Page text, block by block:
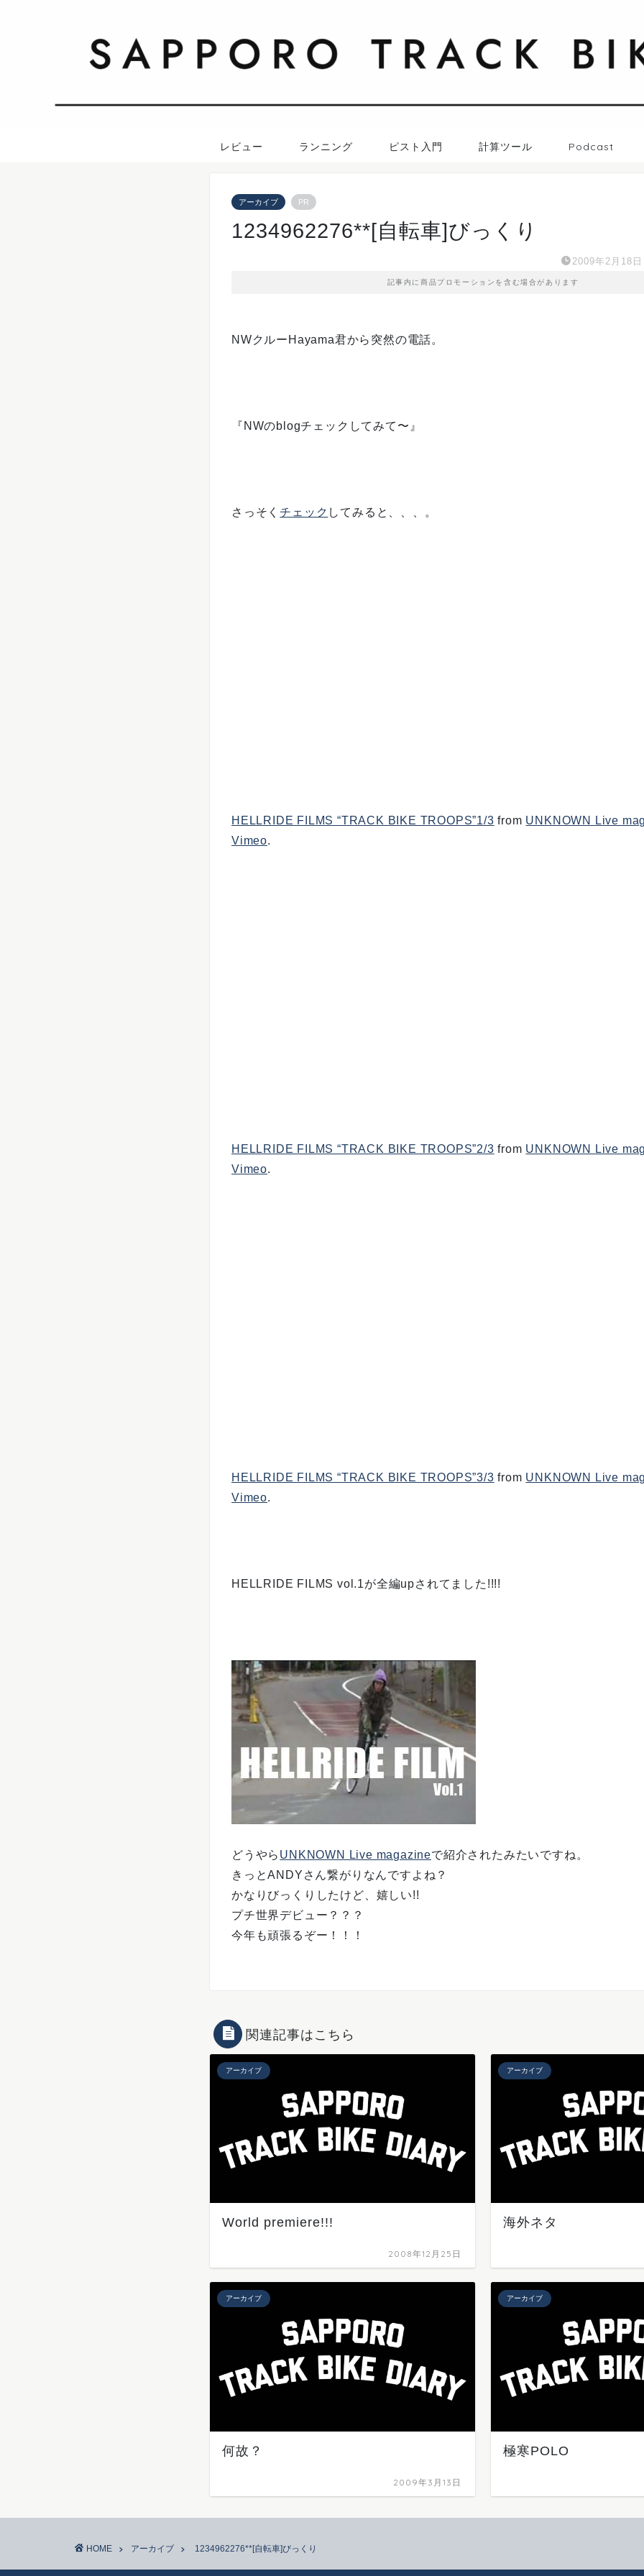
レビュー ランニング ピスト入門 計算ツール Podcast
アーカイブ PR
1234962276**[自転車]びっくり
2009年2月18日
記事内に商品プロモーションを含む場合があります
NWクルーHayama君から突然の電話。
『NWのblogチェックしてみて〜』
さっそくチェック してみると、、、。
HELLRIDE FILMS “TRACK BIKE TROOPS”1/3 from UNKNOWN Live
Vimeo.
HELLRIDE FILMS “TRACK BIKE TROOPS”2/3 from UNKNOWN Live
Vimeo.
HELLRIDE FILMS “TRACK BIKE TROOPS”3/3 from UNKNOWN Live
Vimeo.
HELLRIDE FILMS vol.1が全編upされてました!!!!
どうやら UNKNOWN Live magazineで紹介されたみたいですね。
きっとANDYさん繋がりなんですよね？
かなりびっくりしたけど、嬉しい!!
プチ世界デビュー？？？
今年も頑張るぞー！！！
関連記事はこちら
アーカイブ
World premiere!!!
2008年12月25日
アーカイブ
海外ネタ
アーカイブ
何故？
2009年3月13日
アーカイブ
極寒POLO
HOME アーカイブ 1234962276**[自転車]びっくり